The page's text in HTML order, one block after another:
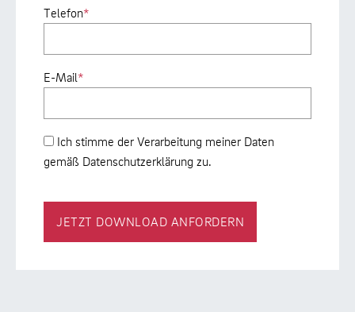
Telefon*
E-Mail*
Ich stimme der Verarbeitung meiner Daten
gemäß Datenschutzerklärung zu.
JETZT DOWNLOAD ANFORDERN